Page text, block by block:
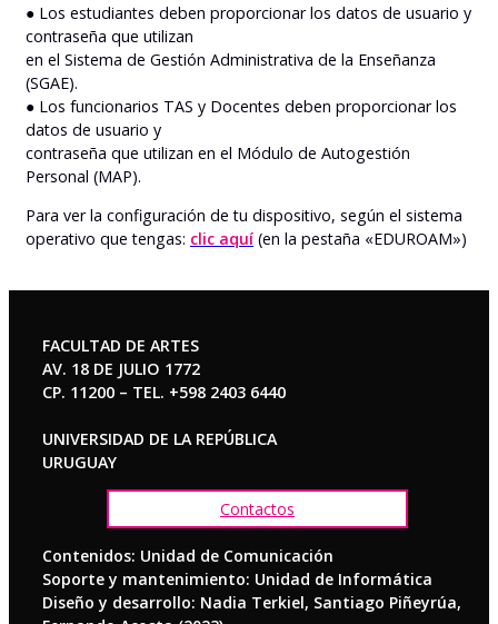
● Los estudiantes deben proporcionar los datos de usuario y
contraseña que utilizan
en el Sistema de Gestión Administrativa de la Enseñanza
(SGAE).
● Los funcionarios TAS y Docentes deben proporcionar los
datos de usuario y
contraseña que utilizan en el Módulo de Autogestión
Personal (MAP).
Para ver la configuración de tu dispositivo, según el sistema
operativo que tengas: clic aquí (en la pestaña «EDUROAM»)
FACULTAD DE ARTES
AV. 18 DE JULIO 1772
CP. 11200 – TEL. +598 2403 6440
UNIVERSIDAD DE LA REPÚBLICA
URUGUAY
Contactos
Contenidos: Unidad de Comunicación
Soporte y mantenimiento: Unidad de Informática
Diseño y desarrollo: Nadia Terkiel, Santiago Piñeyrúa,